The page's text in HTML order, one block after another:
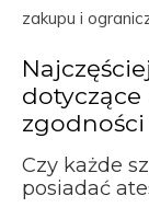
zakupu i
dotyczące
zgodności
Czy każde
posiadać